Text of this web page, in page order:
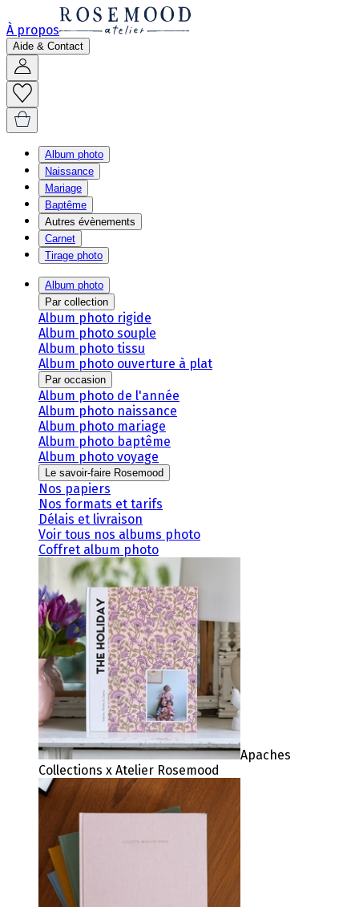
À propos
Aide & Contact
Album photo
Naissance
Mariage
Baptême
Autres évènements
Carnet
Tirage photo
Album photo
Par collection
Album photo rigide
Album photo souple
Album photo tissu
Album photo ouverture à plat
Par occasion
Album photo de l'année
Album photo naissance
Album photo mariage
Album photo baptême
Album photo voyage
Le savoir-faire Rosemood
Nos papiers
Nos formats et tarifs
Délais et livraison
Voir tous nos albums photo
Coffret album photo
Apaches
Collections x Atelier Rosemood